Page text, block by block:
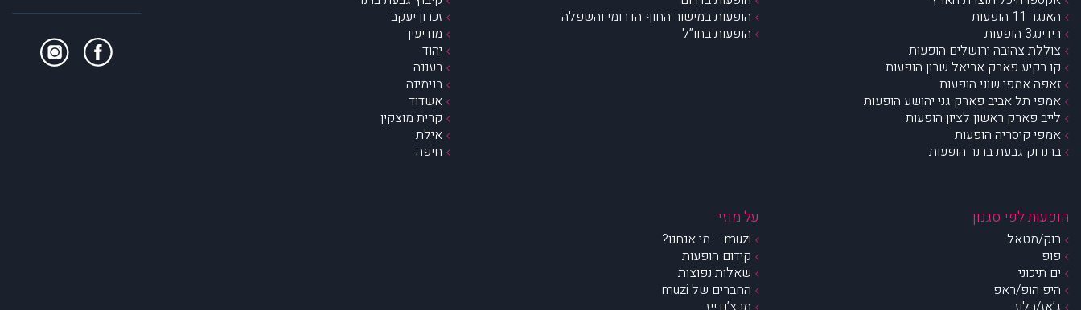
האנגר 11 הופעות
רידינג3 הופעות
צוללת צהובה ירושלים הופעות
קו רקיע פארק אריאל שרון הופעות
זאפה אמפי שוני הופעות
אמפי תל אביב פארק גני יהושע הופעות
לייב פארק ראשון לציון הופעות
אמפי קיסריה הופעות
ברנרוק גבעת ברנר הופעות
הופעות במישור החוף הדרומי והשפלה
הופעות בחו”ל
זכרון יעקב
מודיעין
יהוד
רעננה
בנימינה
אשדוד
קרית מוצקין
אילת
חיפה
הופעות לפי סגנון
רוק/מטאל
פופ
ים תיכוני
היפ הופ/ראפ
על מוזי
muzi – מי אנחנו?
קידום הופעות
שאלות נפוצות
החברים של muzi